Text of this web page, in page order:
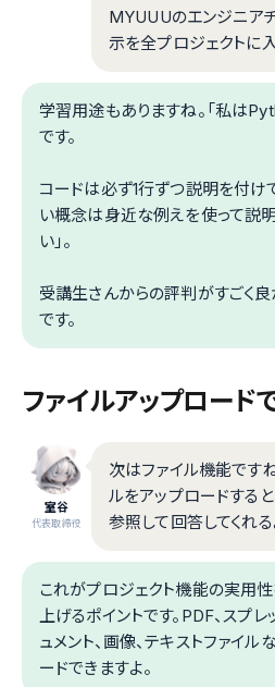
MYUUUのエンジニア
示を全プロジェクトに入
学習用途もありますね。「私は
です。
コードは必ず1行ずつ説明を付け
い概念は身近な例えを使って説明
い」。
受講生さんからの評判がすごく良
です。
ファイルアップロード
室谷
代表取締役
次はファイル機能です
ルをアップロードする
参照して回答してくれる
これがプロジェクト機能の実用
上げるポイントです。PDF、スプレ
ュメント、画像、テキストファイル
ードできますよ。